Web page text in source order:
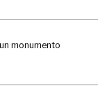
monumento